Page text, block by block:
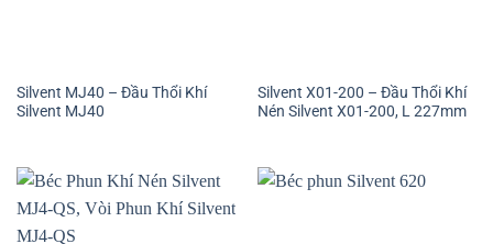
Silvent MJ40 – Đầu Thổi Khí
Silvent MJ40
Silvent X01-200 – Đầu Thổi Khí
Nén Silvent X01-200, L 227mm